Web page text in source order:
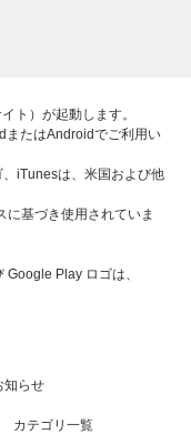
ト）が起動します。
またはAndroidでご利用い
iTunesは、米国および他
に基づき使用されていま
Play ロゴは、
知らせ
カテゴリ一覧